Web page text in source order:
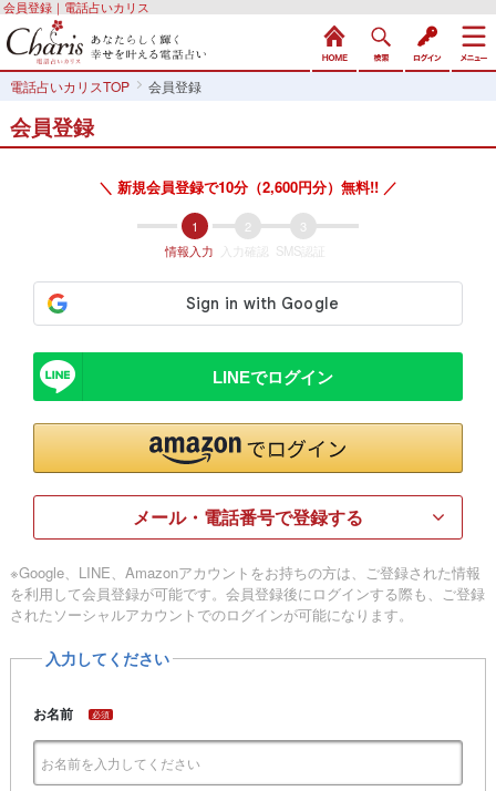
会員登録｜電話占いカリス
電話占いカリスTOP 会員登録
会員登録
＼ 新規会員登録で10分（2,600円分）無料!! ／
情報入力 入力確認 SMS認証
LINEでログイン
メール・電話番号で登録する
※Google、LINE、Amazonアカウントをお持ちの方は、ご登録された情報
を利用して会員登録が可能です。会員登録後にログインする際も、ご登録
されたソーシャルアカウントでのログインが可能になります。
入力してください
お名前 必須